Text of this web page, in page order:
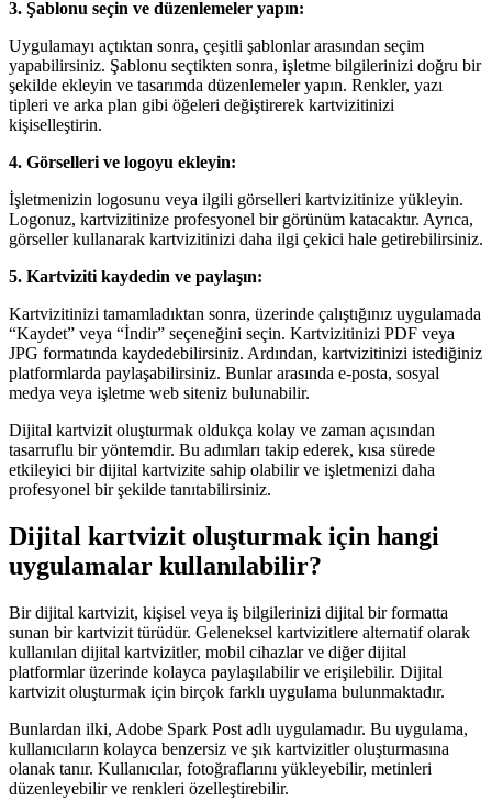
3. Şablonu seçin ve düzenlemeler yapın:
Uygulamayı açtıktan sonra, çeşitli şablonlar arasından seçim
yapabilirsiniz. Şablonu seçtikten sonra, işletme bilgilerinizi doğru bir
şekilde ekleyin ve tasarımda düzenlemeler yapın. Renkler, yazı
tipleri ve arka plan gibi öğeleri değiştirerek kartvizitinizi
kişiselleştirin.
4. Görselleri ve logoyu ekleyin:
İşletmenizin logosunu veya ilgili görselleri kartvizitinize yükleyin.
Logonuz, kartvizitinize profesyonel bir görünüm katacaktır. Ayrıca,
görseller kullanarak kartvizitinizi daha ilgi çekici hale getirebilirsiniz.
5. Kartviziti kaydedin ve paylaşın:
Kartvizitinizi tamamladıktan sonra, üzerinde çalıştığınız uygulamada
“Kaydet” veya “İndir” seçeneğini seçin. Kartvizitinizi PDF veya
JPG formatında kaydedebilirsiniz. Ardından, kartvizitinizi istediğiniz
platformlarda paylaşabilirsiniz. Bunlar arasında e-posta, sosyal
medya veya işletme web siteniz bulunabilir.
Dijital kartvizit oluşturmak oldukça kolay ve zaman açısından
tasarruflu bir yöntemdir. Bu adımları takip ederek, kısa sürede
etkileyici bir dijital kartvizite sahip olabilir ve işletmenizi daha
profesyonel bir şekilde tanıtabilirsiniz.
Dijital kartvizit oluşturmak için hangi
uygulamalar kullanılabilir?
Bir dijital kartvizit, kişisel veya iş bilgilerinizi dijital bir formatta
sunan bir kartvizit türüdür. Geleneksel kartvizitlere alternatif olarak
kullanılan dijital kartvizitler, mobil cihazlar ve diğer dijital
platformlar üzerinde kolayca paylaşılabilir ve erişilebilir. Dijital
kartvizit oluşturmak için birçok farklı uygulama bulunmaktadır.
Bunlardan ilki, Adobe Spark Post adlı uygulamadır. Bu uygulama,
kullanıcıların kolayca benzersiz ve şık kartvizitler oluşturmasına
olanak tanır. Kullanıcılar, fotoğraflarını yükleyebilir, metinleri
düzenleyebilir ve renkleri özelleştirebilir.